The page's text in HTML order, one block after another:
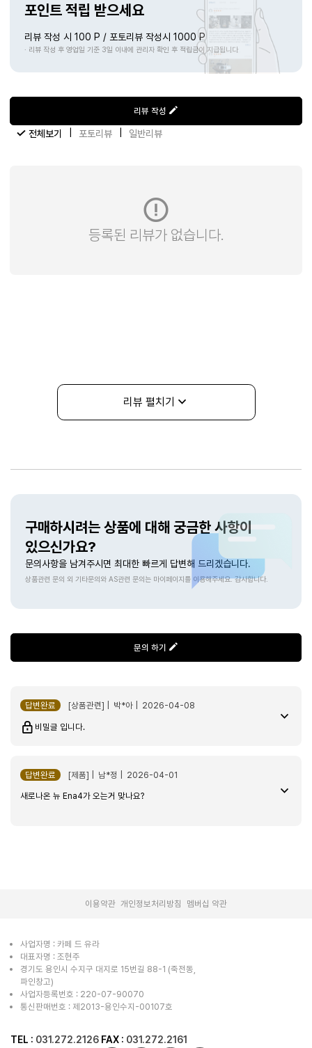
포인트 적립 받으세요
리뷰 작성 시 100 P / 포토리뷰 작성시 1000 P
· 리뷰 작성 후 영업일 기준 3일 이내에 관리자 확인 후 적립금이 지급됩니다
전체보기 포토리뷰 일반리뷰
리뷰 작성
등록된 리뷰가 없습니다.
리뷰 펼치기
구매하시려는 상품에 대해 궁금한 사항이
있으신가요?
문의사항을 남겨주시면 최대한 빠르게 답변해 드리겠습니다.
상품관련 문의 외 기타문의와 AS관련 문의는 마이페이지를 이용해주세요. 감사합니다.
문의 하기
답변완료 [상품관련] | 박*아 | 2026-04-08
비밀글 입니다.
답변완료
[제품] | 남*정 | 2026-04-01
새로나온 뉴 Ena4가 오는거 맞나요?
사업자명 : 카페 드 유라
대표자명 : 조현주
경기도 용인시 수지구 대지로 15번길 88-1 (죽전동,
파인창고)
사업자등록번호 : 220-07-90070
통신판매번호 : 제2013-용인수지-00107호
TEL : 031.272.2126 FAX : 031.272.2161
이용약관 개인정보처리방침 멤버십 약관